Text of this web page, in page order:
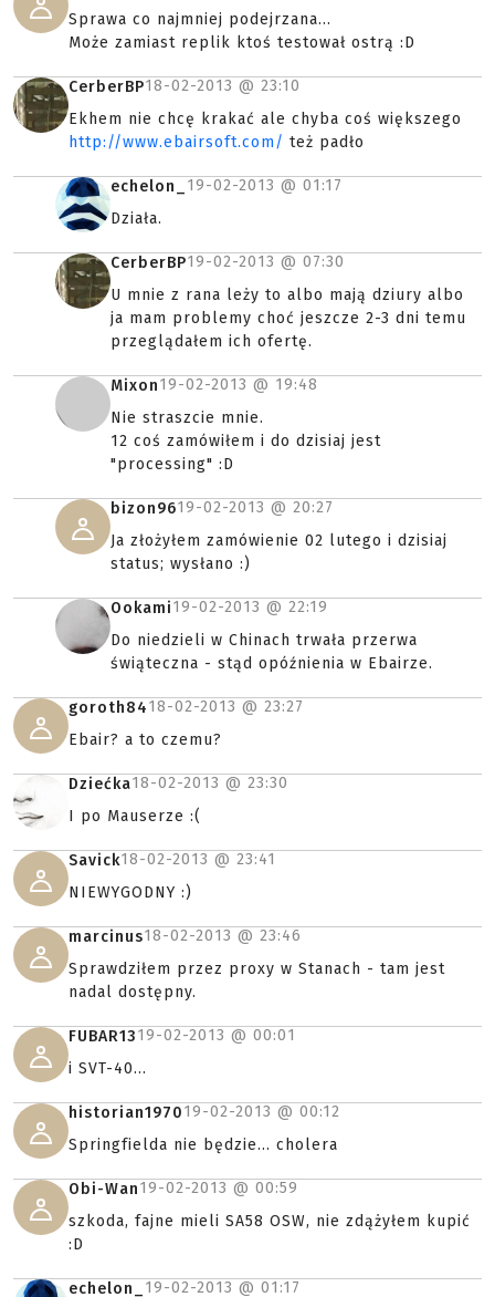
Sprawa co najmniej podejrzana...
Może zamiast replik ktoś testował ostrą :D
CerberBP18-02-2013 @ 23:10
Ekhem nie chcę krakać ale chyba coś większego
http://www.ebairsoft.com/ też padło
echelon_ 19-02-2013 @ 01:17
Działa.
CerberBP19-02-2013 @ 07:30
U mnie z rana leży to albo mają dziury albo
ja mam problemy choć jeszcze 2-3 dni temu
przeglądałem ich ofertę.
Mixon19-02-2013 @ 19:48
Nie straszcie mnie.
12 coś zamówiłem i do dzisiaj jest
"processing" :D
bizon9619-02-2013 @ 20:27
Ja złożyłem zamówienie 02 lutego i dzisiaj
status; wysłano :)
Ookami19-02-2013 @ 22:19
Do niedzieli w Chinach trwała przerwa
świąteczna - stąd opóźnienia w Ebairze.
goroth8418-02-2013 @ 23:27
Ebair? a to czemu?
Dziećka18-02-2013 @ 23:30
I po Mauserze :(
Savick18-02-2013 @ 23:41
NIEWYGODNY :)
marcinus18-02-2013 @ 23:46
Sprawdziłem przez proxy w Stanach - tam jest
nadal dostępny.
FUBAR1319-02-2013 @ 00:01
i SVT-40...
historian197019-02-2013 @ 00:12
Springfielda nie będzie... cholera
Obi-Wan19-02-2013 @ 00:59
szkoda, fajne mieli SA58 OSW, nie zdążyłem kupić
:D
echelon_ 19-02-2013 @ 01:17